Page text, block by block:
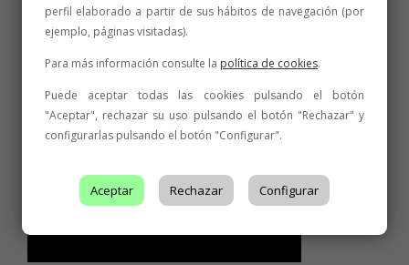
perfil elaborado a partir de sus hábitos de navegación (por
ejemplo, páginas visitadas).
Para más información consulte la política de cookies.
Puede aceptar todas las cookies pulsando el botón
"Aceptar", rechazar su uso pulsando el botón "Rechazar" y
configurarlas pulsando el botón "Configurar".
Aceptar Rechazar Configurar